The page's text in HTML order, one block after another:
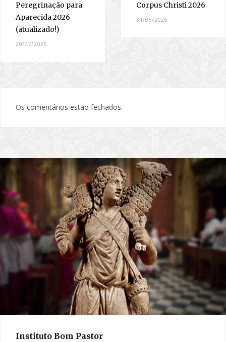
Peregrinação para
Aparecida 2026
(atualizado!)
20/07/2026
Corpus Christi 2026
31/05/2026
Os comentários estão fechados.
Instituto Bom Pastor